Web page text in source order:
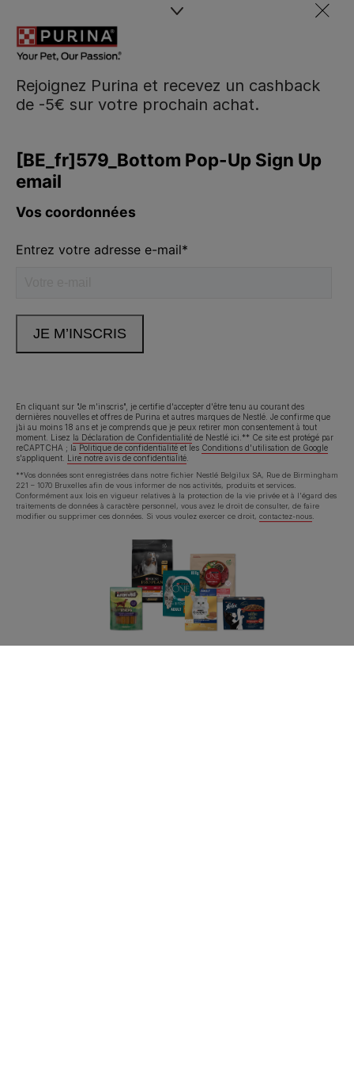
Rejoignez Purina et recevez un cashback
de -5€ sur votre prochain achat.
En cliquant sur "Je m'inscris", je certifie d'accepter d'être tenu au courant des
dernières nouvelles et offres de Purina et autres marques de Nestlé. Je confirme que
j’ai au moins 18 ans et je comprends que je peux retirer mon consentement à tout
moment. Lisez la Déclaration de Confidentialité de Nestlé ici.** Ce site est protégé par
reCAPTCHA ; la Politique de confidentialité et les Conditions d'utilisation de Google
s'appliquent.
Lire notre avis de confidentialité
**Vos données sont enregistrées dans notre fichier Nestlé Belgilux SA, Rue de Birmingham
221 – 1070 Bruxelles afin de vous informer de nos activités, produits et services.
Conformément aux lois en vigueur relatives à la protection de la vie privée et à l'égard des
traitements de données à caractère personnel, vous avez le droit de consulter, de faire
modifier ou supprimer ces données. Si vous voulez exercer ce droit, contactez-nous.